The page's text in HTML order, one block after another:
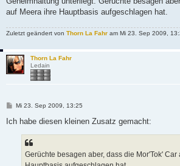
auf Meera ihre Hauptbasis aufgeschlagen hat.
Zuletzt geändert von Thorn La Fahr am Mi 23. Sep 2009,
Thorn La Fahr
Ledain
B
i
Mi 23. Sep 2009, 13:25
Ich habe diesen kleinen Zusatz gemacht:
Gerüchte besagen aber, dass die Mor'Tok' Car